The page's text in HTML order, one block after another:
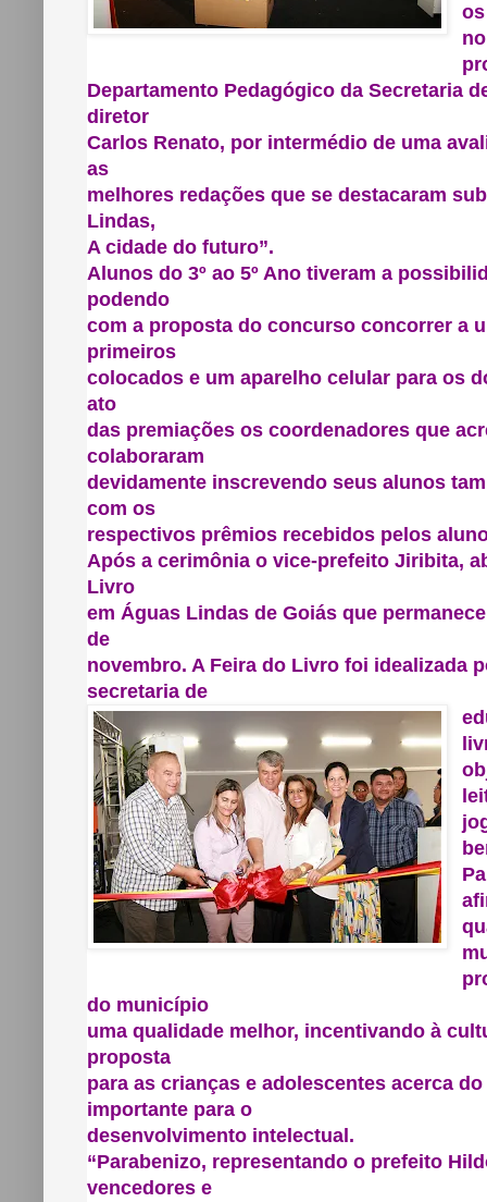
Departamento Pedagógico da Secretaria
diretor
Carlos Renato, por intermédio de uma
as
melhores redações que se destacaram
Lindas,
A cidade do futuro”.
Alunos do 3º ao 5º Ano tiveram a
podendo
com a proposta do concurso concorrer a
primeiros
colocados e um aparelho celular para os
ato
das premiações os coordenadores que
colaboraram
devidamente inscrevendo seus alunos
com os
respectivos prêmios recebidos pelos
Após a cerimônia o vice-prefeito Jiribita,
Livro
em Águas Lindas de Goiás que
de
novembro. A Feira do Livro foi idealizada
secretaria de
do município
uma qualidade melhor, incentivando à
proposta
para as crianças e adolescentes acerca
importante para o
desenvolvimento intelectual.
“Parabenizo, representando o prefeito
vencedores e